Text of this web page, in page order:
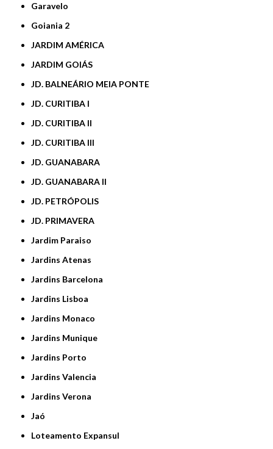
Garavelo
Goiania 2
JARDIM AMÉRICA
JARDIM GOIÁS
JD. BALNEÁRIO MEIA PONTE
JD. CURITIBA I
JD. CURITIBA II
JD. CURITIBA III
JD. GUANABARA
JD. GUANABARA II
JD. PETRÓPOLIS
JD. PRIMAVERA
Jardim Paraiso
Jardins Atenas
Jardins Barcelona
Jardins Lisboa
Jardins Monaco
Jardins Munique
Jardins Porto
Jardins Valencia
Jardins Verona
Jaó
Loteamento Expansul